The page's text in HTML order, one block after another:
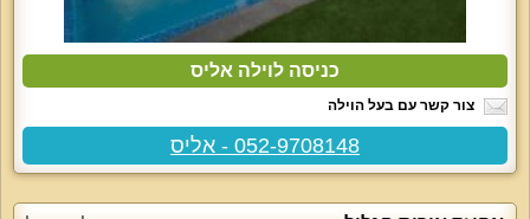
כניסה לוילה אליס
צור קשר עם בעל הוילה
052-9708148 - אליס